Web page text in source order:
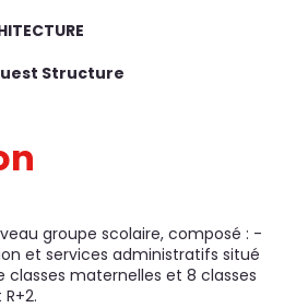
Structure
groupe scolaire, composé : -
et services administratifs situé
classes maternelles et 8 classes